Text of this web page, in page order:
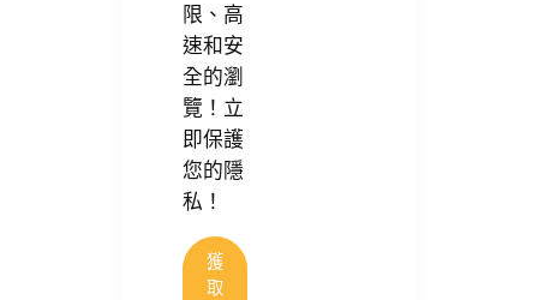
限、高
速和安
全的瀏
覽！立
即保護
您的隱
私！
獲
取